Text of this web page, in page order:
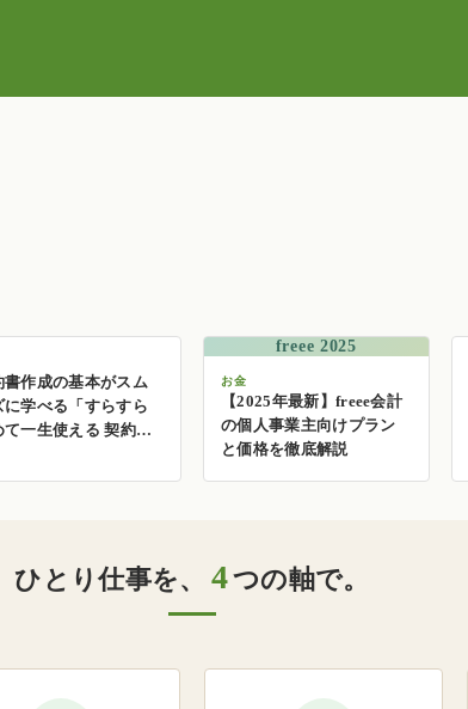
書作成の基本がスム
に学べる「すらすら
て一生使える 契約書
freee 2025
お金
【2025年最新】freee会計
の個人事業主向けプラン
と価格を徹底解説
ひとり仕事を、 4つの軸で。